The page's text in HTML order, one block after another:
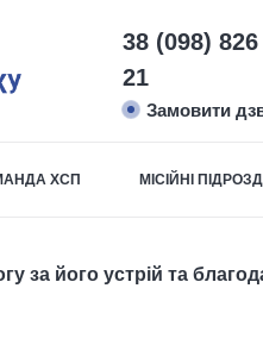
38 (098)
21
Замовити
ХСП МІСІЙНІ
за його устрій та